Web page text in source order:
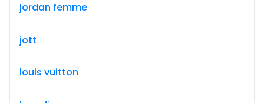
jordan femme
jott
louis vuitton